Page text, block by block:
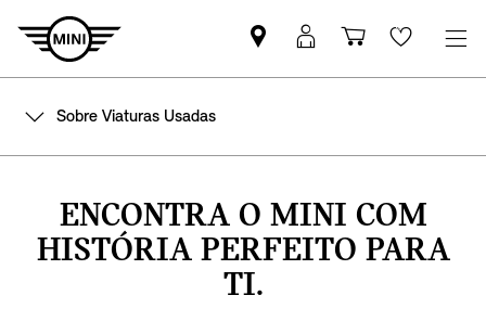
Pesquisar
parceiro
Iniciar
sessão
Carrinho
de
Wishlist
Sobre Viaturas Usadas
ENCONTRA O MINI COM
HISTÓRIA PERFEITO PARA
TI.